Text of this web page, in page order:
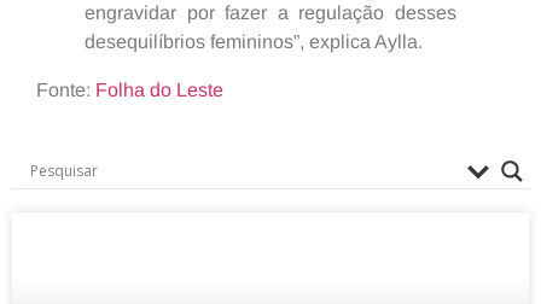
engravidar por fazer a regulação desses
desequilíbrios femininos”, explica Aylla.
Fonte: Folha do Leste